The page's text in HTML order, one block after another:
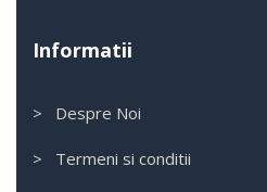
Informatii
> Despre Noi
> Termeni si conditii